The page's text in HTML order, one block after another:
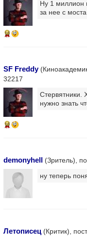
16
Ну 1 миллион
за нее с
SF Freddy
32217
16
Стервятники.
нужно знать
demonyhell (Зритель),
ну теперь
Летописец (Критик),